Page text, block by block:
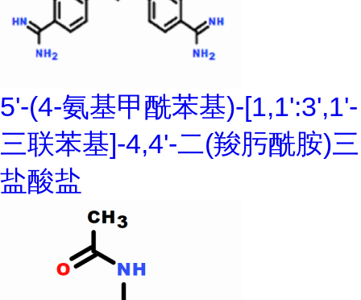
5'-(4-氨基甲酰苯基)-[1,1':3',1'-
三联苯基]-4,4'-二(羧肟酰胺)三
盐酸盐